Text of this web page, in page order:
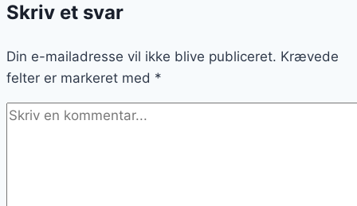
lækker
Skriv et svar
Din e-mailadresse vil ikke blive publiceret. Krævede
felter er markeret med *